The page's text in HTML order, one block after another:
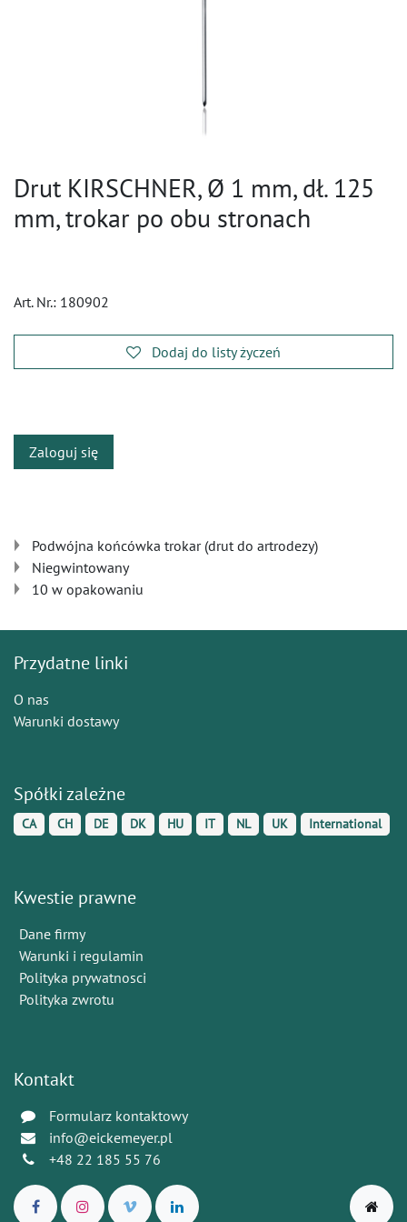
Drut KIRSCHNER, Ø 1 mm, dł. 125
mm, trokar po obu stronach
Art. Nr.: 180902
Dodaj do listy życzeń
Zaloguj się
Podwójna końcówka trokar (drut do artrodezy)
Niegwintowany
10 w opakowaniu
Przydatne linki
O nas
Warunki dostawy
Spółki zależne
CA CH DE DK HU IT NL UK International
Kwestie prawne
Dane firmy
Warunki i regulamin
Polityka prywatnosci
Polityka zwrotu
Kontakt
Formularz kontaktowy
info@eickemeyer.pl
+48 22 185 55 76